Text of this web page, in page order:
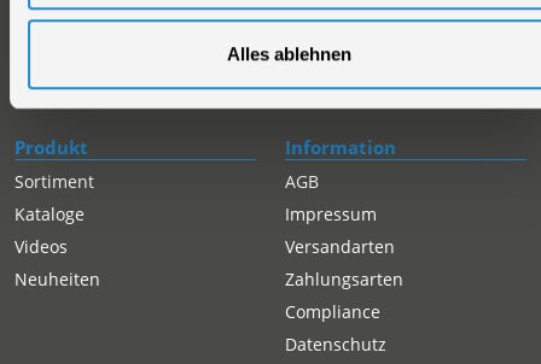
Alles ablehnen
Autorisierter Internetpartner
Produkt
Sortiment
Kataloge
Videos
Neuheiten
Information
AGB
Impressum
Versandarten
Zahlungsarten
Compliance
Datenschutz